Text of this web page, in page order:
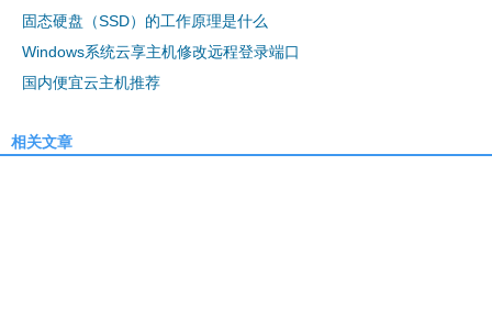
固态硬盘（SSD）的工作原理是什么
Windows系统云享主机修改远程登录端口
国内便宜云主机推荐
相关文章